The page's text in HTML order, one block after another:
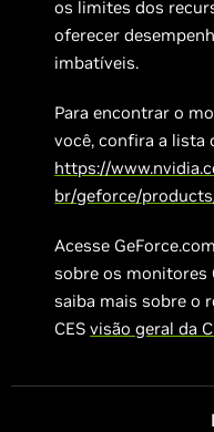
os limites dos
oferecer
imbatíveis.
Para encontrar o
você, confira a lista
https://
br/geforce/
Acesse
sobre os monitores
saiba mais sobre o
CESvisão geral da